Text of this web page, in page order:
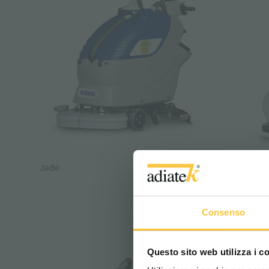
Consenso
Questo sito web utilizza i
Jade